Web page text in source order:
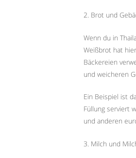
2. Brot und
Wenn du in
Weißbrot hat
Bäckereien
und weicheren
Ein Beispiel ist
Füllung serviert
und anderen
3. Milch und